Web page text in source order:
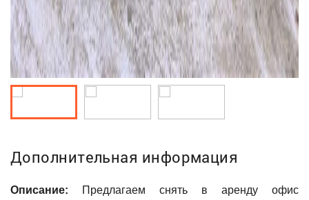
Дополнительная информация
Описание: Предлагаем снять в аренду офис